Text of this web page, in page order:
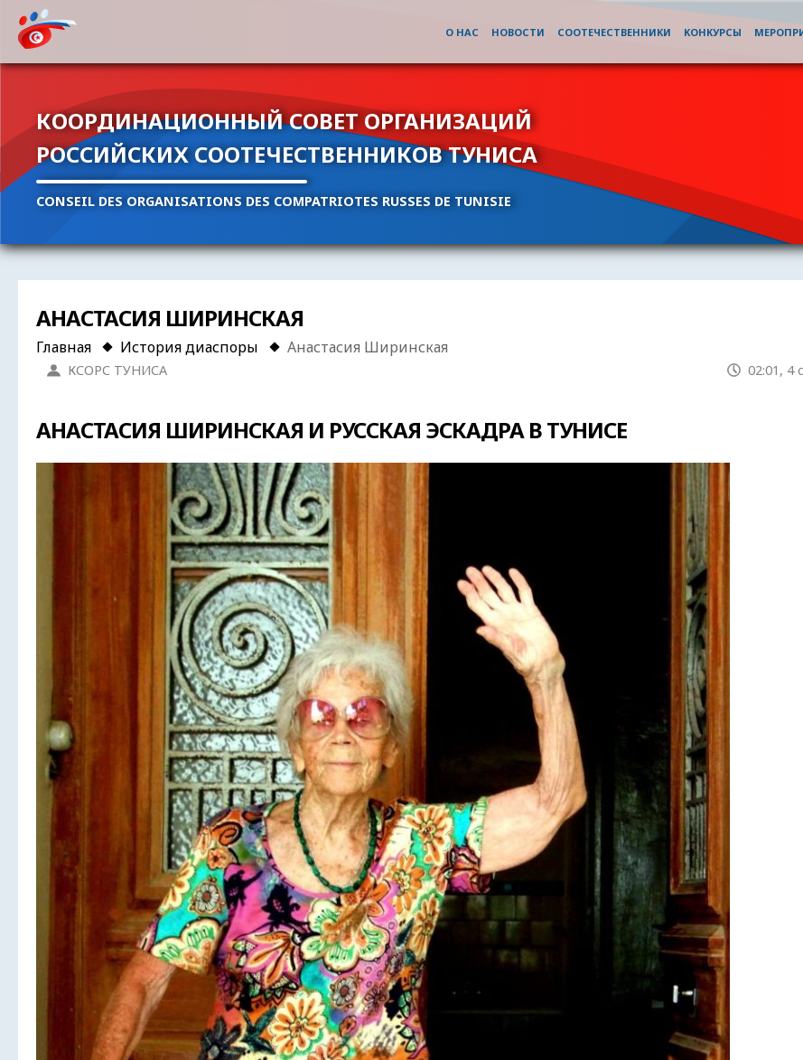
КООРДИНАЦИОННЫЙ СОВЕТ ОРГАНИЗАЦИЙ
РОССИЙСКИХ СООТЕЧЕСТВЕННИКОВ ТУНИСА
CONSEIL DES ORGANISATIONS DES COMPATRIOTES RUSSES DE TUNISIE
О НАС НОВОСТИ СООТЕЧЕСТВЕННИКИ КОНКУРСЫ
АНАСТАСИЯ ШИРИНСКАЯ
Главная История диаспоры Анастасия Ширинская
КСОРС ТУНИСА 02:01, 4
АНАСТАСИЯ ШИРИНСКАЯ И РУССКАЯ ЭСКАДРА В ТУНИСЕ